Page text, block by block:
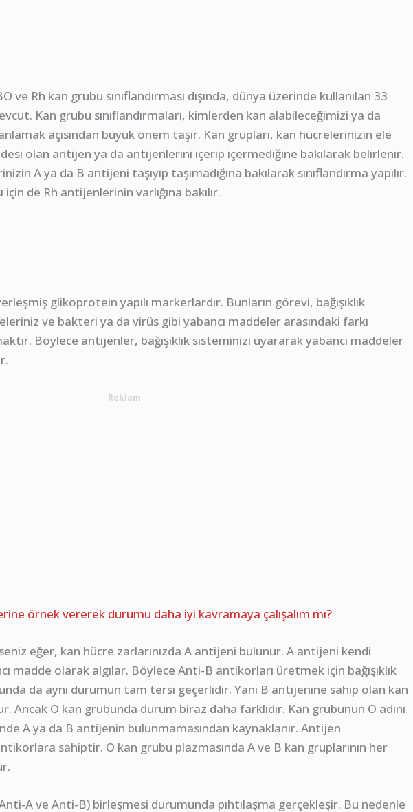
ve Rh kan grubu sınıflandırması dışında, dünya üzerinde kullanılan 33
Kan grubu sınıflandırmaları, kimlerden kan alabileceğimizi ya da
açısından büyük önem taşır. Kan grupları, kan hücrelerinizin ele
olan antijen ya da antijenlerini içerip içermediğine bakılarak belirlenir.
A ya da B antijeni taşıyıp taşımadığına bakılarak sınıflandırma yapılır.
için de Rh antijenlerinin varlığına bakılır.
glikoprotein yapılı markerlardır. Bunların görevi, bağışıklık
ve bakteri ya da virüs gibi yabancı maddeler arasındaki farkı
Böylece antijenler, bağışıklık sisteminizi uyararak yabancı maddeler
Reklam
örnek vererek durumu daha iyi kavramaya çalışalım mı?
eğer, kan hücre zarlarınızda A antijeni bulunur. A antijeni kendi
madde olarak algılar. Böylece Anti-B antikorları üretmek için bağışıklık
da aynı durumun tam tersi geçerlidir. Yani B antijenine sahip olan kan
Ancak O kan grubunda durum biraz daha farklıdır. Kan grubunun O adını
A ya da B antijenin bulunmamasından kaynaklanır. Antijen
sahiptir. O kan grubu plazmasında A ve B kan gruplarının her
A ve Anti-B) birleşmesi durumunda pıhtılaşma gerçekleşir. Bu nedenle